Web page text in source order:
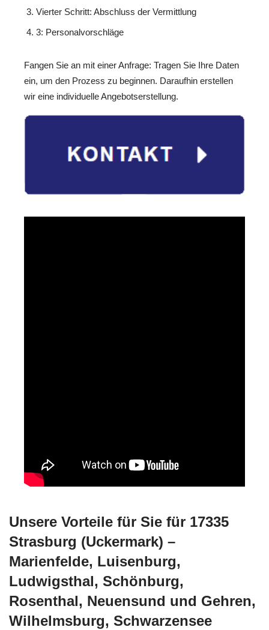
Vierter Schritt: Abschluss der Vermittlung
3: Personalvorschläge
Fangen Sie an mit einer Anfrage: Tragen Sie Ihre Daten
ein, um den Prozess zu beginnen. Daraufhin erstellen
wir eine individuelle Angebotserstellung.
Unsere Vorteile für Sie für 17335
Strasburg (Uckermark) –
Marienfelde, Luisenburg,
Ludwigsthal, Schönburg,
Rosenthal, Neuensund und Gehren,
Wilhelmsburg, Schwarzensee